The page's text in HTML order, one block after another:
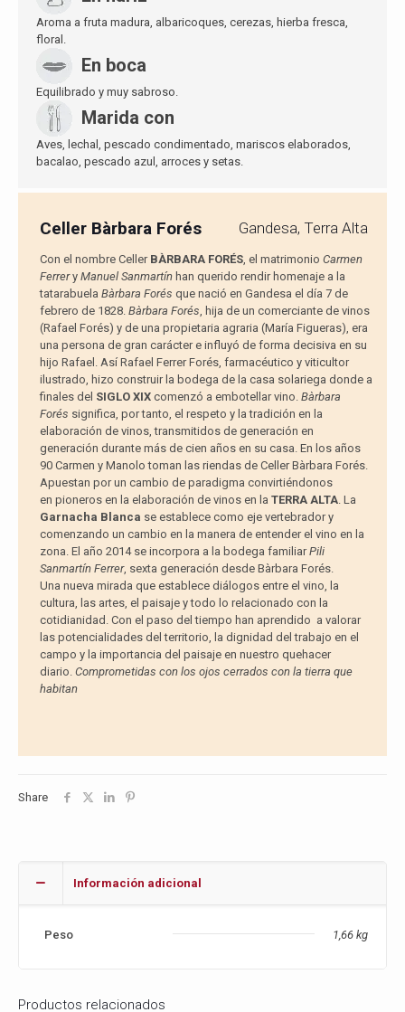
Aroma a fruta madura, albaricoques, cerezas, hierba fresca,
floral.
En boca
Equilibrado y muy sabroso.
Marida con
Aves, lechal, pescado condimentado, mariscos elaborados,
bacalao, pescado azul, arroces y setas.
Celler Bàrbara Forés Gandesa, Terra Alta
Con el nombre Celler BÀRBARA FORÉS, el matrimonio Carmen
Ferrery Manuel Sanmartín han querido rendir homenaje a la
tatarabuela Bàrbara Forés que nació en Gandesa el día 7 de
febrero de 1828. Bàrbara Forés , hija de un comerciante de vinos
(Rafael Forés) y de una propietaria agraria (María Figueras), era
una persona de gran carácter e influyó de forma decisiva en su
hijo Rafael. Así Rafael Ferrer Forés, farmacéutico y viticultor
ilustrado, hizo construir la bodega de la casa solariega donde a
finales del SIGLO XIX comenzó a embotellar vino. Bàrbara
Forés significa, por tanto, el respeto y la tradición en la
elaboración de vinos, transmitidos de generación en
generación durante más de cien años en su casa. En los años
90 Carmen y Manolo toman las riendas de Celler Bàrbara Forés.
Apuestan por un cambio de paradigma convirtiéndonos
en pioneros en la elaboración de vinos en la TERRA ALTA. La
Garnacha Blanca se establece como eje vertebrador y
comenzando un cambio en la manera de entender el vino en la
zona. El año 2014 se incorpora a la bodega familiarPili
Sanmartín Ferrer, sexta generación desde Bàrbara Forés.
Una nueva mirada que establece diálogos entre el vino, la
cultura, las artes, el paisaje y todo lo relacionado con la
cotidianidad. Con el paso del tiempo han aprendido a valorar
las potencialidades del territorio, la dignidad del trabajo en el
campo y la importancia del paisaje en nuestro quehacer
diario. Comprometidas con los ojos cerrados con la tierra que
habitan
Share
Información adicional
Peso 1,66 kg
Productos relacionados